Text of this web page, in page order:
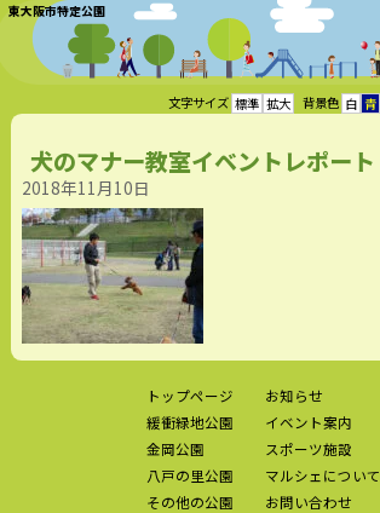
東大阪市特定公園
文字サイズ 標準 拡大 背景色 白 青
犬のマナー教室イベントレポート
2018年11月10日
トップページ
緩衝緑地公園
金岡公園
八戸の里公園
その他の公園
お知らせ
イベント案内
スポーツ施設
マルシェについて
お問い合わせ